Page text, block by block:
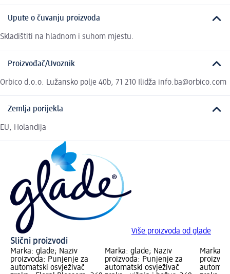
Upute o čuvanju proizvoda
Skladištiti na hladnom i suhom mjestu.
Proizvođač/Uvoznik
Orbico d.o.o. Lužansko polje 40b, 71 210 Ilidža info.ba@orbico.com
Zemlja porijekla
EU, Holandija
Više proizvoda od glade
Slični proizvodi
Marka: glade; Naziv
proizvoda: Punjenje za
automatski osvježivač
Marka: glade; Naziv
proizvoda: Punjenje za
automatski osvježivač
Marka: